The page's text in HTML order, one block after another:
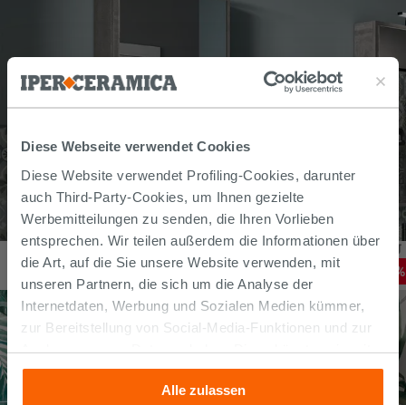
Diese Webseite verwendet Cookies
Diese Website verwendet Profiling-Cookies, darunter
auch Third-Party-Cookies, um Ihnen gezielte
Werbemitteilungen zu senden, die Ihren Vorlieben
entsprechen. Wir teilen außerdem die Informationen über
die Art, auf die Sie unsere Website verwenden, mit
unseren Partnern, die sich um die Analyse der
Internetdaten, Werbung und Sozialen Medien kümmer,
zur Bereitstellung von Social-Media-Funktionen und zur
Analyse unseres Datenverkehrs. Diese könnten sie mit
anderen Informationen, die Sie ihnen geliefert haben oder
die sie aufgrund Ihrer Verwendung ihrer Dienste
Alle zulassen
SPIEGELSCHRANK QUBO 50X85X14 cm SENKRECHT OXYD GRAU
231,20€ STK 289,00 ,00%